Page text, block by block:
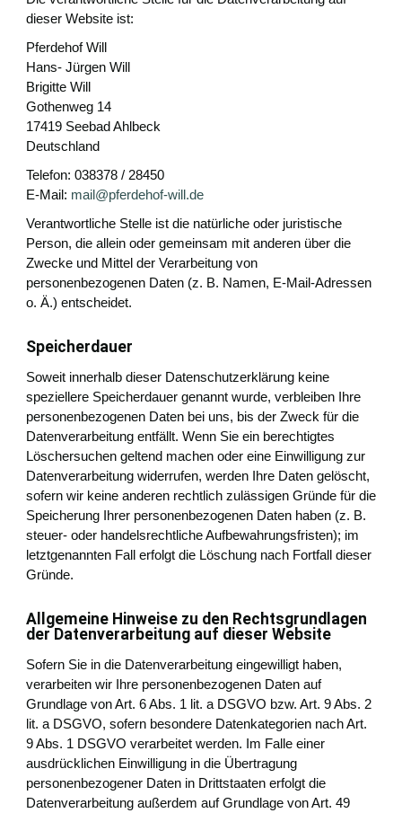
dieser Website ist:
Pferdehof Will
Hans- Jürgen Will
Brigitte Will
Gothenweg 14
17419 Seebad Ahlbeck
Deutschland
Telefon: 038378 / 28450
E-Mail: mail@pferdehof-will.de
Verantwortliche Stelle ist die natürliche oder juristische
Person, die allein oder gemeinsam mit anderen über die
Zwecke und Mittel der Verarbeitung von
personenbezogenen Daten (z. B. Namen, E-Mail-Adressen
o. Ä.) entscheidet.
Speicherdauer
Soweit innerhalb dieser Datenschutzerklärung keine
speziellere Speicherdauer genannt wurde, verbleiben Ihre
personenbezogenen Daten bei uns, bis der Zweck für die
Datenverarbeitung entfällt. Wenn Sie ein berechtigtes
Löschersuchen geltend machen oder eine Einwilligung zur
Datenverarbeitung widerrufen, werden Ihre Daten gelöscht,
sofern wir keine anderen rechtlich zulässigen Gründe für die
Speicherung Ihrer personenbezogenen Daten haben (z. B.
steuer- oder handelsrechtliche Aufbewahrungsfristen); im
letztgenannten Fall erfolgt die Löschung nach Fortfall dieser
Gründe.
Allgemeine Hinweise zu den Rechtsgrundlagen
der Datenverarbeitung auf dieser Website
Sofern Sie in die Datenverarbeitung eingewilligt haben,
verarbeiten wir Ihre personenbezogenen Daten auf
Grundlage von Art. 6 Abs. 1 lit. a DSGVO bzw. Art. 9 Abs. 2
lit. a DSGVO, sofern besondere Datenkategorien nach Art.
9 Abs. 1 DSGVO verarbeitet werden. Im Falle einer
ausdrücklichen Einwilligung in die Übertragung
personenbezogener Daten in Drittstaaten erfolgt die
Datenverarbeitung außerdem auf Grundlage von Art. 49